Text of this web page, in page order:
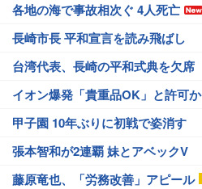
各地の海で事故相次ぐ 4人死亡
長崎市長 平和宣言を読み飛ばし
台湾代表、長崎の平和式典を欠席
イオン爆発「貴重品OK」と許可か
甲子園 10年ぶりに初戦で姿消す
張本智和が2連覇 妹とアベックV
藤原竜也、「労務改善」アピール